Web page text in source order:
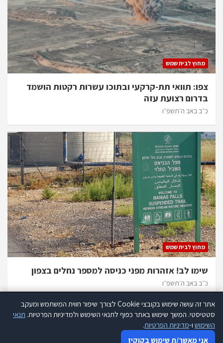
מחוץ לבית שמש
צפו: תוואי תת-קרקעי ובתוכו עשרות רקטות הושמד
בדרום רצועת עזה
כ״ב באב ה׳תשפ״ו
מחוץ לבית שמש
שימו לב! אזהרות מפני כניסה למספר נחלים בצפון
כ״ב באב ה׳תשפ״ו
כל הזכויות שמורות להנהלת אתר 418 |
מדיניות פרטיות
אתר זה עושה שימוש בקובצי Cookie לצורך שיפור חווית המשתמש ומעקב
סטטיסטי. המשך שימוש באתר כפוף לתנאי השימוש ולמדיניות הפרטיות. תנאי
השימוש ו-מדיניות הפרטיות.
אני מאשר/ת שימוש בקוקיז
אתר זה עושה שימוש בקוקיז לצורך שיפור חווית המשתמש ומעקב סטטיסטי.
קרא עוד
אני מאשר שימוש בקוקיז